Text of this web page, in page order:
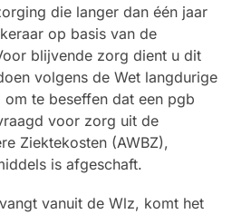
die langer dan één jaar
op basis van de
blijvende zorg dient u dit
volgens de Wet langdurige
te beseffen dat een pgb
voor zorg uit de
Ziektekosten (AWBZ),
is afgeschaft.
vanuit de Wlz, komt het